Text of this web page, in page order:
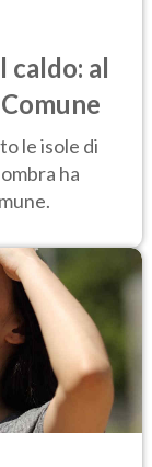
caldo: al
le isole di
ha